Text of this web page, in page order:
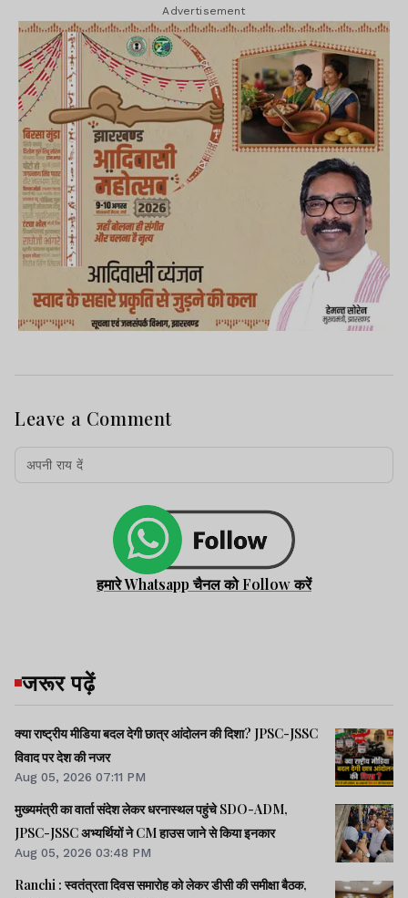
Advertisement
Leave a Comment
हमारे Whatsapp चैनल को Follow करें
जरूर पढ़ें
क्या राष्ट्रीय मीडिया बदल देगी छात्र आंदोलन की दिशा? JPSC-JSSC
विवाद पर देश की नजर
Aug 05, 2026 07:11 PM
मुख्यमंत्री का वार्ता संदेश लेकर धरनास्थल पहुंचे SDO-ADM,
JPSC-JSSC अभ्यर्थियों ने CM हाउस जाने से किया इनकार
Aug 05, 2026 03:48 PM
Ranchi : स्वतंत्रता दिवस समारोह को लेकर डीसी की समीक्षा बैठक,